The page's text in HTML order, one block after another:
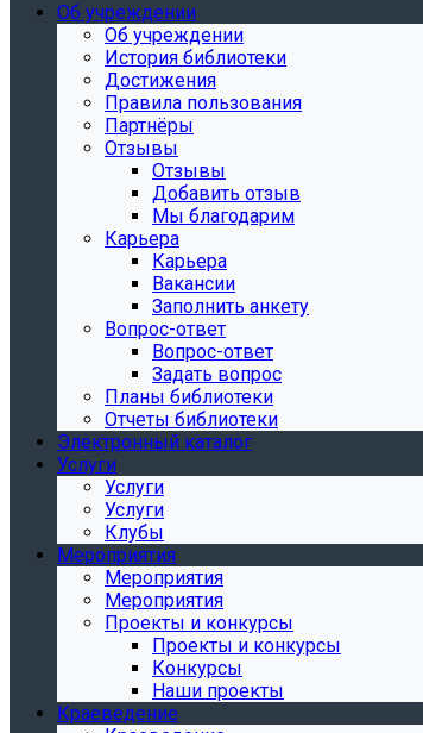
Об учреждении
Об учреждении
История библиотеки
Достижения
Правила пользования
Партнёры
Отзывы
Отзывы
Добавить отзыв
Мы благодарим
Карьера
Карьера
Вакансии
Заполнить анкету
Вопрос-ответ
Вопрос-ответ
Задать вопрос
Планы библиотеки
Отчеты библиотеки
Электронный каталог
Услуги
Услуги
Услуги
Клубы
Мероприятия
Мероприятия
Мероприятия
Проекты и конкурсы
Проекты и конкурсы
Конкурсы
Наши проекты
Краеведение